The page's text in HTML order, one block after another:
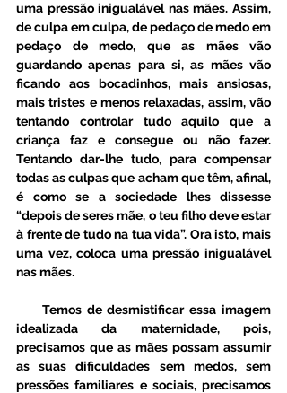
uma pressão inigualável nas mães. Assim,
de culpa em culpa, de pedaço de medo em
pedaço de medo, que as mães vão
guardando apenas para si, as mães vão
ficando aos bocadinhos, mais ansiosas,
mais tristes e menos relaxadas, assim, vão
tentando controlar tudo aquilo que a
criança faz e consegue ou não fazer.
Tentando dar-lhe tudo, para compensar
todas as culpas que acham que têm, afinal,
é como se a sociedade lhes dissesse
“depois de seres mãe, o teu filho deve estar
à frente de tudo na tua vida”. Ora isto, mais
uma vez, coloca uma pressão inigualável
nas mães.
idealizada da maternidade, pois,
precisamos que as mães possam assumir
as suas dificuldades sem medos, sem
pressões familiares e sociais, precisamos